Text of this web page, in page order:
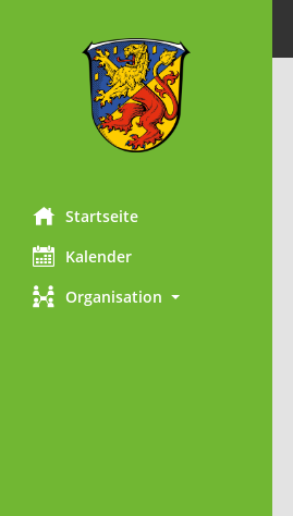
Startseite
Kalender
Organisation